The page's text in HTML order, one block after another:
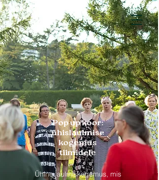
Töötoad tiimidele
Pop up koor:
ühislaulmise
kogemus
tiimidele
Ühine laulmiskogemus, mis